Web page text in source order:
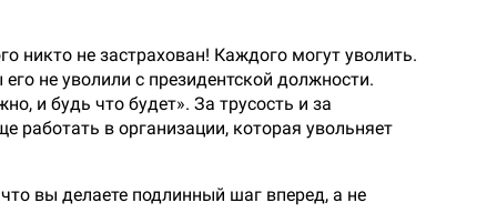
никто не застрахован! Каждого могут уволить.
не уволили с президентской должности.
и будь что будет». За трусость и за
работать в организации, которая увольняет
вы делаете подлинный шаг вперед, а не